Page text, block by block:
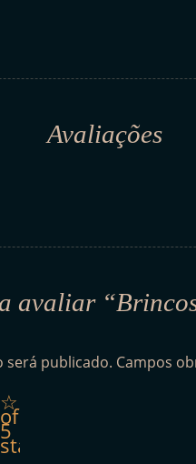
Avaliações
avaliar
será publicado. Campos
4
of
5
stars